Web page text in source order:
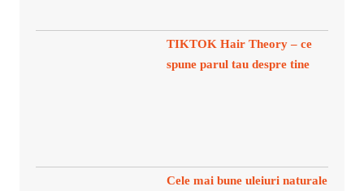
TIKTOK Hair Theory – ce
spune parul tau despre tine
Cele mai bune uleiuri naturale